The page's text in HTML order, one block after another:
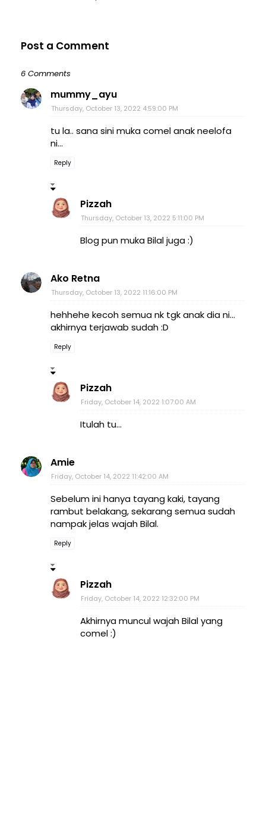
Post a Comment
6 Comments
mummy_ayu
Thursday, October 13, 2022 4:59:00 PM
tu la.. sana sini muka comel anak neelofa
ni...
Reply
Pizzah
Thursday, October 13, 2022 5:11:00 PM
Blog pun muka Bilal juga :)
Ako Retna
Thursday, October 13, 2022 11:16:00 PM
hehhehe kecoh semua nk tgk anak dia ni...
akhirnya terjawab sudah :D
Reply
Pizzah
Friday, October 14, 2022 1:07:00 AM
Itulah tu...
Amie
Friday, October 14, 2022 11:42:00 AM
Sebelum ini hanya tayang kaki, tayang
rambut belakang, sekarang semua sudah
nampak jelas wajah Bilal.
Reply
Pizzah
Friday, October 14, 2022 12:32:00 PM
Akhirnya muncul wajah Bilal yang
comel :)